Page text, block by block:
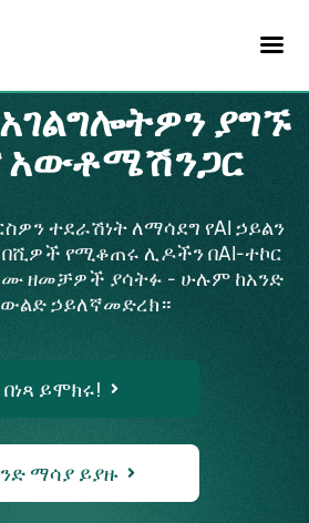
አገልግሎትዎን ያግኙ
አውቶሜሽንጋር
ተደራሽነት ለማሳደግ የAI ኃይልን
የሚቆጠሩ ሊዶችን በAI-ተኮር
ዘመቻዎች ያሳትፉ - ሁሉም ከአንድ
ኃይለኛመድረክ።
በነጻ ይሞክሩ!
ማሳያ ይያዙ